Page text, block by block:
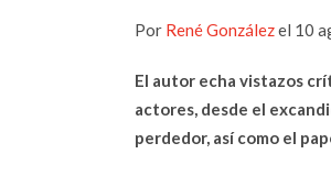
Por René Gonzálezel 10
El autor echa vistazos
actores, desde el
perdedor, así como el